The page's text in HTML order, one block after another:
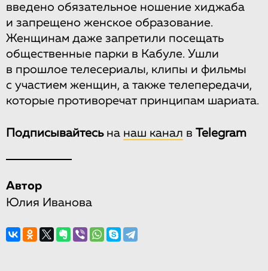
введено обязательное ношение хиджаба
и запрещено женское образование.
Женщинам даже запретили посещать
общественные парки в Кабуле. Ушли
в прошлое телесериалы, клипы и фильмы
с участием женщин, а также телепередачи,
которые противоречат принципам шариата.
Подписывайтесьна наш канал в Telegram
Автор
Юлия Иванова